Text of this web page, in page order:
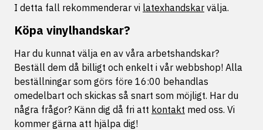
I detta fall rekommenderar vi latexhandskar välja.
Köpa vinylhandskar?
Har du kunnat välja en av våra arbetshandskar?
Beställ dem då billigt och enkelt i vår webbshop! Alla
beställningar som görs före 16:00 behandlas
omedelbart och skickas så snart som möjligt. Har du
några frågor? Känn dig då fri att kontakt med oss. Vi
kommer gärna att hjälpa dig!